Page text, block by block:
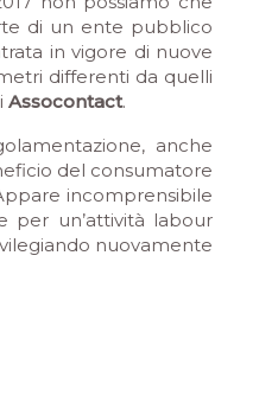
di un ente pubblico
in vigore di nuove
differenti da quelli
Assocontact.
anche
del consumatore
ppare incomprensibile
per un’attività labour
nuovamente